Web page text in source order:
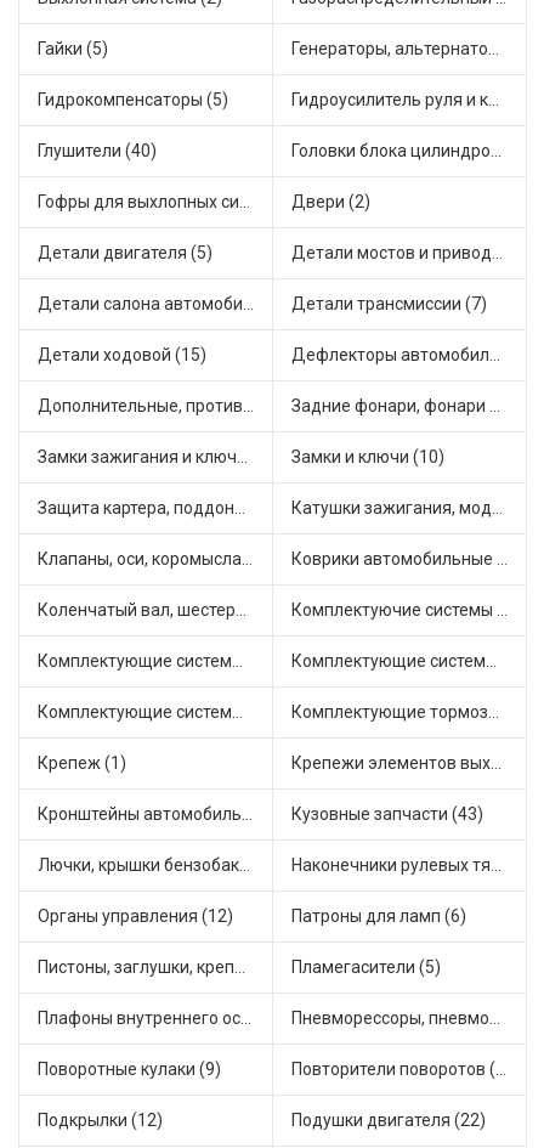
Гайки (5) Генераторы, альтернаторы и комплектующие (20)
Гидрокомпенсаторы (5) Гидроусилитель руля и комплектующие (1)
Глушители (40) Головки блока цилиндров (2)
Гофры для выхлопных систем (12) Двери (2)
Детали двигателя (5) Детали мостов и привода трансмиссии (17)
Детали салона автомобиля (19) Детали трансмиссии (7)
Детали ходовой (15) Дефлекторы автомобильные (3)
Дополнительные, противотуманные фары (10) Задние фонари, фонари видимости (6)
Замки зажигания и ключи (7) Замки и ключи (10)
Защита картера, поддона, КПП (5) Катушки зажигания, модули зажигания (19)
Клапаны, оси, коромысла (31) Коврики автомобильные (11)
Коленчатый вал, шестерни коленчатого вала (5) Комплектуючие системы стеклоочистителя (6)
Комплектующие системы выпуска отработавших газов (39) Комплектующие системы отопления (12)
Комплектующие системы питания (31) Комплектующие тормозной системы (17)
Крепеж (1) Крепежи элементов выхлопной системы (19)
Кронштейны автомобильные (1) Кузовные запчасти (43)
Лючки, крышки бензобака (7) Наконечники рулевых тяг (30)
Органы управления (12) Патроны для ламп (6)
Пистоны, заглушки, крепежные элементы (9) Пламегасители (5)
Плафоны внутреннего освещения (1) Пневморессоры, пневмоподушки (1)
Поворотные кулаки (9) Повторители поворотов (3)
Подкрылки (12) Подушки двигателя (22)